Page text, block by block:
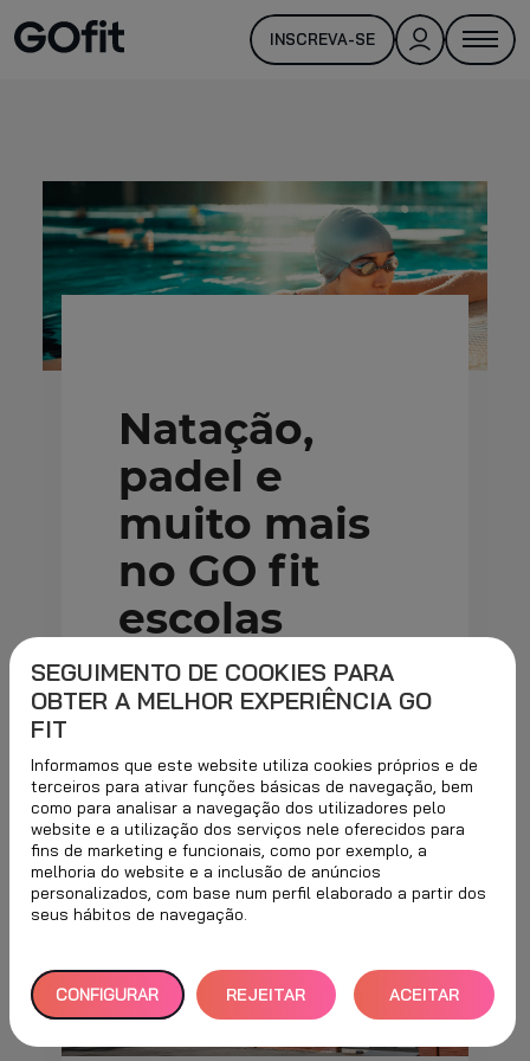
INSCREVA-SE
SEGUIMENTO DE COOKIES PARA
OBTER A MELHOR EXPERIÊNCIA GO
FIT
Informamos que este website utiliza cookies próprios e de
terceiros para ativar funções básicas de navegação, bem
como para analisar a navegação dos utilizadores pelo
website e a utilização dos serviços nele oferecidos para
fins de marketing e funcionais, como por exemplo, a
melhoria do website e a inclusão de anúncios
personalizados, com base num perfil elaborado a partir dos
seus hábitos de navegação.
CONFIGURAR REJEITAR
TUDO
ACEITAR
TODOS